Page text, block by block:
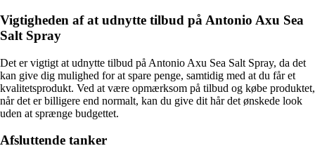
Vigtigheden af at udnytte tilbud på Antonio Axu Sea
Salt Spray
Det er vigtigt at udnytte tilbud på Antonio Axu Sea Salt Spray, da det
kan give dig mulighed for at spare penge, samtidig med at du får et
kvalitetsprodukt. Ved at være opmærksom på tilbud og købe produktet,
når det er billigere end normalt, kan du give dit hår det ønskede look
uden at sprænge budgettet.
Afsluttende tanker